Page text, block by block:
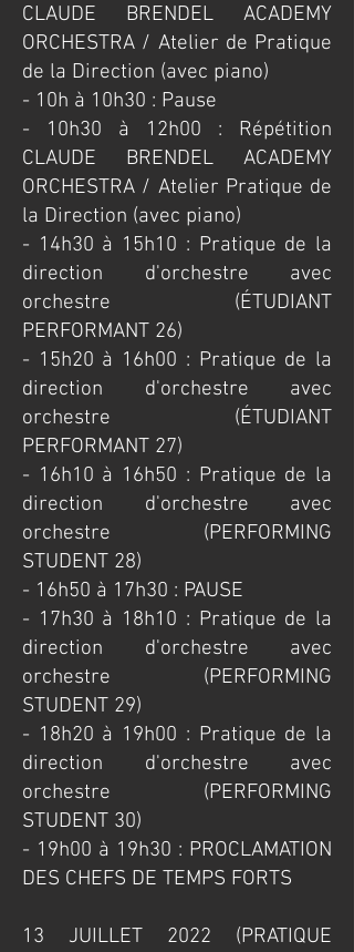
CLAUDE BRENDEL ACADEMY
ORCHESTRA / Atelier de Pratique
de la Direction (avec piano)
- 10h à 10h30 : Pause
- 10h30 à 12h00 : Répétition
CLAUDE BRENDEL ACADEMY
ORCHESTRA / Atelier Pratique de
la Direction (avec piano)
- 14h30 à 15h10 : Pratique de la
direction d'orchestre avec
orchestre (ÉTUDIANT
PERFORMANT 26)
- 15h20 à 16h00 : Pratique de la
direction d'orchestre avec
orchestre (ÉTUDIANT
PERFORMANT 27)
- 16h10 à 16h50 : Pratique de la
direction d'orchestre avec
orchestre (PERFORMING
STUDENT 28)
- 16h50 à 17h30 : PAUSE
- 17h30 à 18h10 : Pratique de la
direction d'orchestre avec
orchestre (PERFORMING
STUDENT 29)
- 18h20 à 19h00 : Pratique de la
direction d'orchestre avec
orchestre (PERFORMING
STUDENT 30)
- 19h00 à 19h30 : PROCLAMATION
DES CHEFS DE TEMPS FORTS
​13 JUILLET 2022 (PRATIQUE